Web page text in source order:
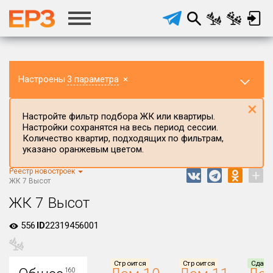
Настроены 3 параметра ×
Регион ЖК
Все
Населённый пункт
Настройте фильтр подбора ЖК или квартиры.
Настройки сохранятся на весь период сессии.
Количество квартир, подходящих по фильтрам,
указано оранжевым цветом.
×
Реестр новостроек
ЖК 7 Высот
+
ЖК 7 Высот
556 ID22319456001
160
Строится Строится Сдан